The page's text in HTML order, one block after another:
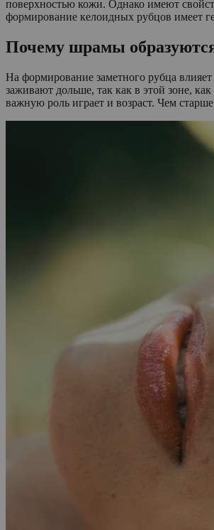
поверхностью кожи. Однако имеют
формирование келоидных рубцов имеет
Почему шрамы
На формирование заметного рубца
заживают дольше, так как в этой зоне,
важную роль играет и возраст. Чем